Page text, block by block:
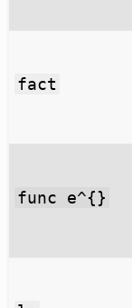
fact
func e^{}